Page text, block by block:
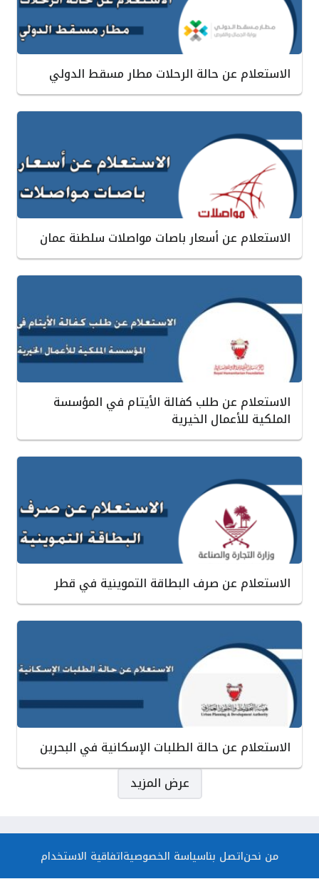
الاستعلام عن حالة الرحلات مطار مسقط الدولي
الاستعلام عن أسعار باصات مواصلات سلطنة عمان
الاستعلام عن طلب كفالة الأيتام في المؤسسة
الملكية للأعمال الخيرية
الاستعلام عن صرف البطاقة التموينية في قطر
الاستعلام عن حالة الطلبات الإسكانية في البحرين
صفحات:
عرض المزيد
من نحناتصل بناسياسة الخصوصيةاتفاقية الاستخدام